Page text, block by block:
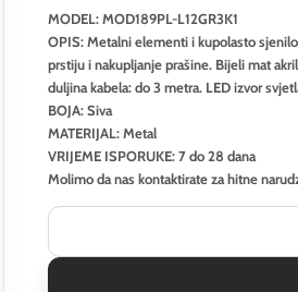
MODEL: MOD189PL-L12GR3K1
OPIS: Metalni elementi i kupolasto
prstiju i nakupljanje prašine. Bijeli mat
duljina kabela: do 3 metra. LED izvor
BOJA: Siva
MATERIJAL: Metal
VRIJEME ISPORUKE: 7 do 28 dana
Molimo da nas kontaktirate za hitne